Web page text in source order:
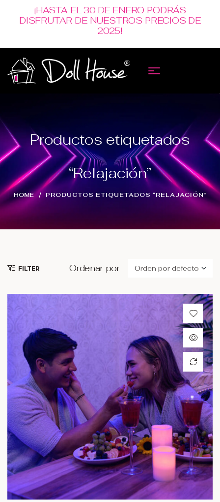
¡HASTA EL 30 DE ENERO PODRÁS
DISFRUTAR DE NUESTROS PRECIOS DE
2025!
Productos etiquetados
“Relajación”
HOME PRODUCTOS ETIQUETADOS “RELAJACIÓN”
FILTER Ordenar por